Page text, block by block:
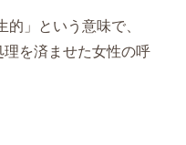
」という意味で、
を済ませた女性の呼